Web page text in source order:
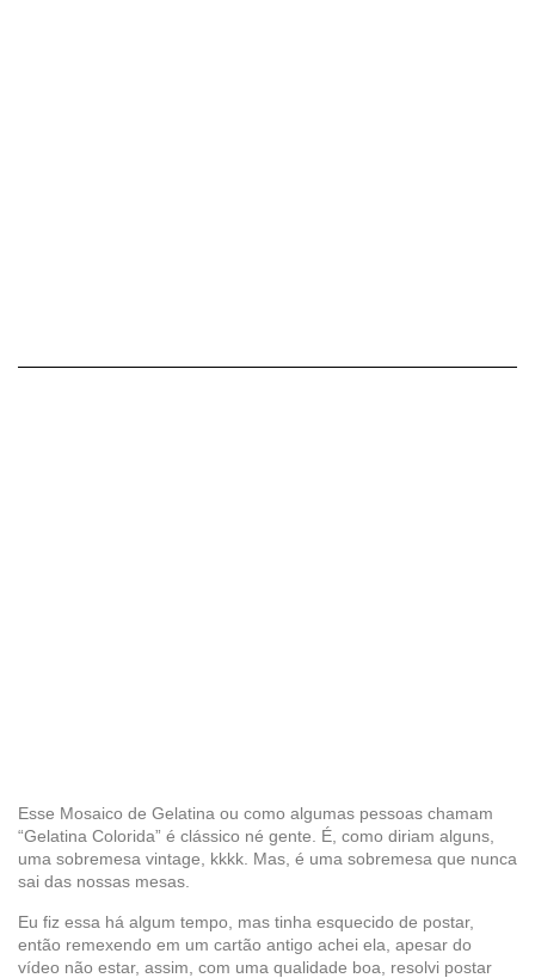
Esse Mosaico de Gelatina ou como algumas pessoas chamam
“Gelatina Colorida” é clássico né gente. É, como diriam alguns,
uma sobremesa vintage, kkkk. Mas, é uma sobremesa que nunca
sai das nossas mesas.
Eu fiz essa há algum tempo, mas tinha esquecido de postar,
então remexendo em um cartão antigo achei ela, apesar do
vídeo não estar, assim, com uma qualidade boa, resolvi postar